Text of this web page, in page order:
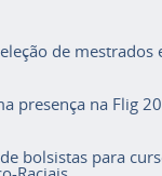
de
presença na Flig
bolsistas para